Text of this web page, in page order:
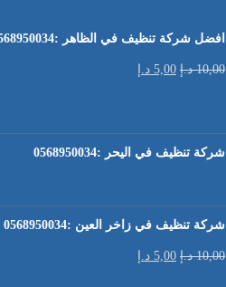
افضل شركة تنظيف في الظاهر :0568950034
10,00 د.إ 5,00 د.إ
شركة تنظيف في اليحر :0568950034
شركة تنظيف في زاخر العين :0568950034
10,00 د.إ 5,00 د.إ